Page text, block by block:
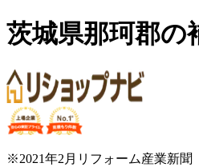
茨城県那珂郡の
※2021年2月リフォーム産業新聞